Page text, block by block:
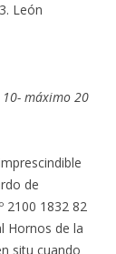
León
máximo 20
de
2100 1832 82
Hornos de la
situ cuando